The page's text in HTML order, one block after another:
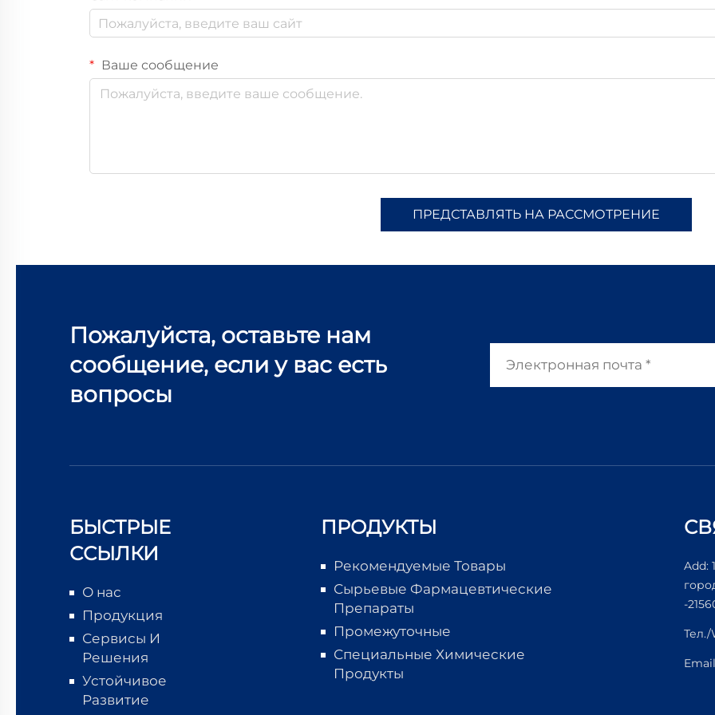
Ваше сообщение
ПРЕДСТАВЛЯТЬ НА РАССМОТРЕНИЕ
Пожалуйста, оставьте нам
сообщение, если у вас есть
вопросы
БЫСТРЫЕ
ССЫЛКИ
О нас
Продукция
Сервисы И
Решения
Устойчивое
Развитие
ПРОДУКТЫ
Рекомендуемые Товары
Сырьевые Фармацевтические
Препараты
Промежуточные
Специальные Химические
Продукты
Add:
-
Тел./